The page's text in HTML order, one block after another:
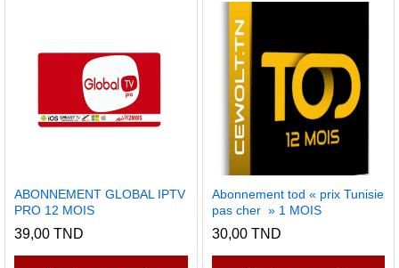
ABONNEMENT GLOBAL IPTV
PRO 12 MOIS
39,00 TND
Abonnement tod « prix Tunisie
pas cher » 1 MOIS
30,00 TND